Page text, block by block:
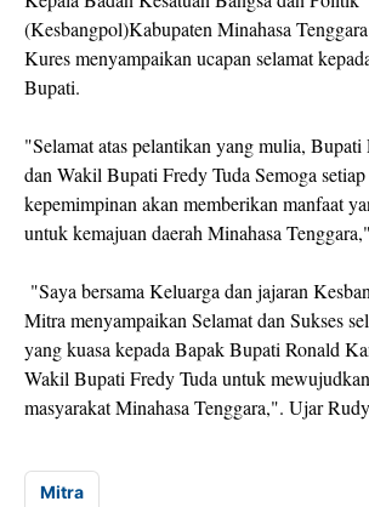
(Kesbangpol)Kabupaten Minahasa
Kures menyampaikan ucapan selamat
Bupati.
"Selamat atas pelantikan yang mulia,
dan Wakil Bupati Fredy Tuda Semoga
kepemimpinan akan memberikan manfaat
untuk kemajuan daerah Minahasa
"Saya bersama Keluarga dan jajaran
Mitra menyampaikan Selamat dan Sukses
yang kuasa kepada Bapak Bupati Ronald
Wakil Bupati Fredy Tuda untuk
masyarakat Minahasa Tenggara,". Ujar
Mitra